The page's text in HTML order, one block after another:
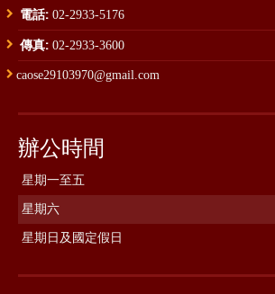
電話: 02-2933-5176
傳真: 02-2933-3600
caose29103970@gmail.com
辦公時間
星期一至五
星期六
星期日及國定假日